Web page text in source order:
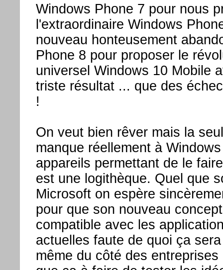
Windows Phone 7 pour nous
l'extraordinaire Windows
nouveau honteusement
Phone 8 pour proposer le
universel Windows 10 Mobile
triste résultat ... que des
!
On veut bien rêver mais la
manque réellement à
appareils permettant de le
est une logithèque. Quel que
Microsoft on espère
pour que son nouveau
compatible avec les
actuelles faute de quoi ça
même du côté des